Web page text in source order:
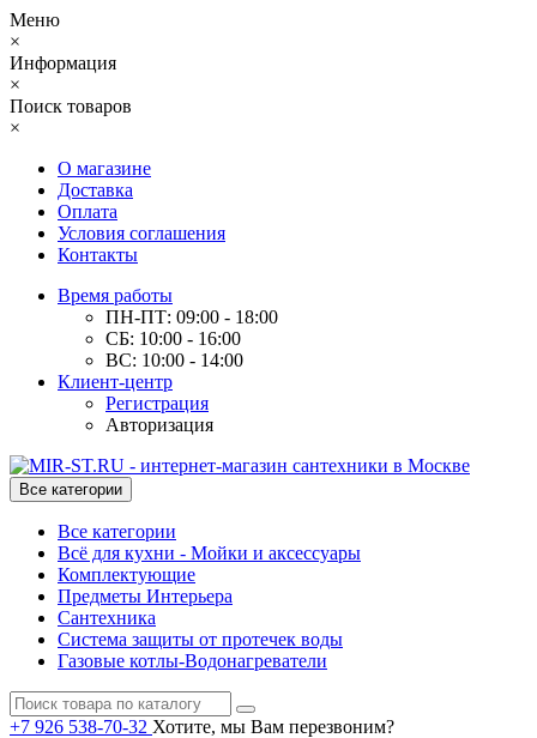
Меню
×
Информация
×
Поиск товаров
×
О магазине
Доставка
Оплата
Условия соглашения
Контакты
Время работы
ПН-ПТ: 09:00 - 18:00
СБ: 10:00 - 16:00
ВС: 10:00 - 14:00
Клиент-центр
Регистрация
Авторизация
Все категории
Все категории
Всё для кухни - Мойки и аксессуары
Комплектующие
Предметы Интерьера
Сантехника
Система защиты от протечек воды
Газовые котлы-Водонагреватели
+7 926 538-70-32 Хотите, мы Вам перезвоним?